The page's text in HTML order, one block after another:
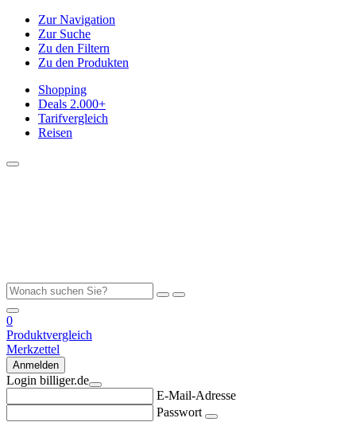
Zur Navigation
Zur Suche
Zu den Filtern
Zu den Produkten
Shopping
Deals 2.000+
Tarifvergleich
Reisen
0
Produktvergleich
Merkzettel
Anmelden
Login billiger.de
E-Mail-Adresse
Passwort